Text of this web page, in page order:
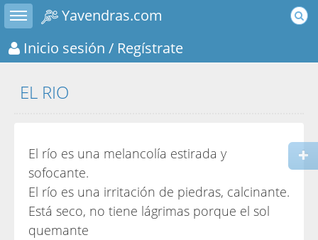
Toggle sidebar
Yavendras.com
Inicio sesión / Regístrate
EL RIO
El río es una melancolía estirada y
sofocante.
El río es una irritación de piedras, calcinante.
Está seco, no tiene lágrimas porque el sol
quemante